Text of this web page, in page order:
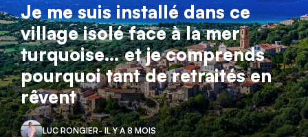
Je me suis installé dans ce
village isolé face à la mer
turquoise… et je comprends
pourquoi tant de retraités en
rêvent
LUC RONGIER- IL Y A 8 MOIS